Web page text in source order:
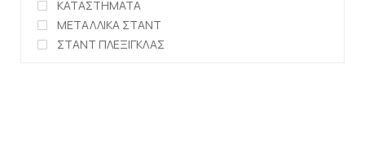
ΚΑΤΑΣΤΗΜΑΤΑ
ΜΕΤΑΛΛΙΚΑ ΣΤΑΝΤ
ΣΤΑΝΤ ΠΛΕΞΙΓΚΛΑΣ